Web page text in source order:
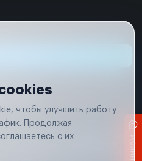
на сайте, носит исключительно
437 (п. 2) Гражданского кодекса
чтобы улучшить работу
Продолжая
с их